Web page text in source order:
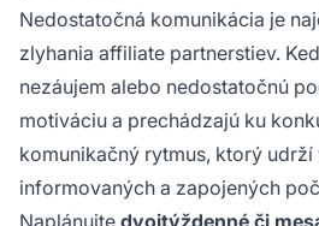
Nedostatočná komunikácia je
zlyhania affiliate partnerstiev.
nezáujem alebo nedostatočnú
motiváciu a prechádzajú ku
komunikačný rytmus, ktorý
informovaných a zapojených